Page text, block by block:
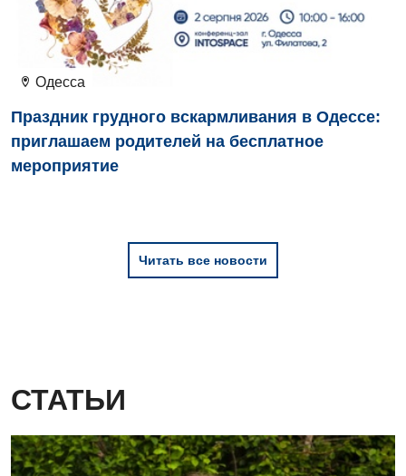
Одесса
Праздник грудного вскармливания в Одессе:
приглашаем родителей на бесплатное
мероприятие
Читать все новости
СТАТЬИ